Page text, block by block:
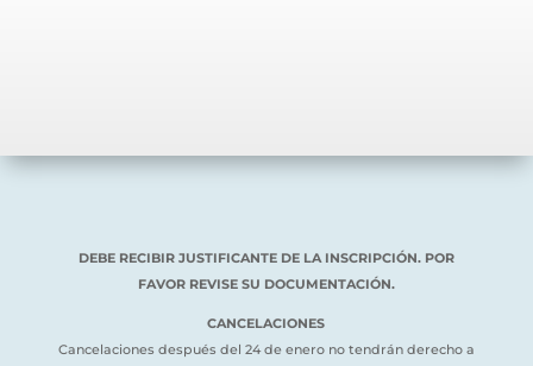
DEBE RECIBIR JUSTIFICANTE DE LA INSCRIPCIÓN. POR
FAVOR REVISE SU DOCUMENTACIÓN.
CANCELACIONES
Cancelaciones después del 24 de enero no tendrán derecho a